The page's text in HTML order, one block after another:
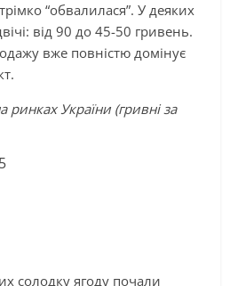
“обвалилася”. У деяких
від 90 до 45-50 гривень.
вже повністю домінує
України (гривні за
солодку ягоду почали